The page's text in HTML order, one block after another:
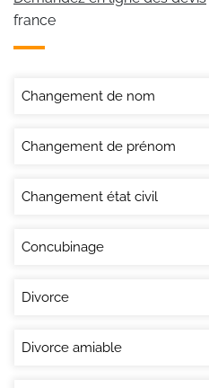
france
Changement de nom
Changement de prénom
Changement état civil
Concubinage
Divorce
Divorce amiable